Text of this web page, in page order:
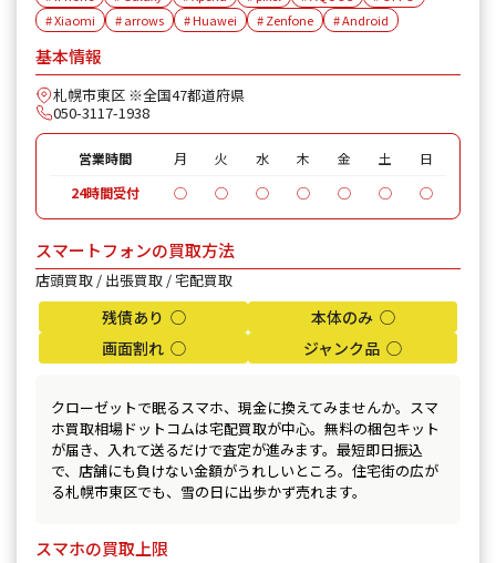
# Xiaomi
# arrows # Huawei # Zenfone # Android
基本情報
札幌市東区 ※全国47都道府県
050-3117-1938
営業時間 月 火 水 木 金 土
日
24時間受付
◯ ◯ ◯ ◯ ◯ ◯ ◯
スマートフォンの買取方法
店頭買取 / 出張買取 / 宅配買取
残債あり ◯
本体のみ ◯
画面割れ ◯
ジャンク品 ◯
クローゼットで眠るスマホ、現金に換えてみませんか。スマ
ホ買取相場ドットコムは宅配買取が中心。無料の梱包キット
が届き、入れて送るだけで査定が進みます。最短即日振込
で、店舗にも負けない金額がうれしいところ。住宅街の広が
る札幌市東区でも、雪の日に出歩かず売れます。
スマホの買取上限